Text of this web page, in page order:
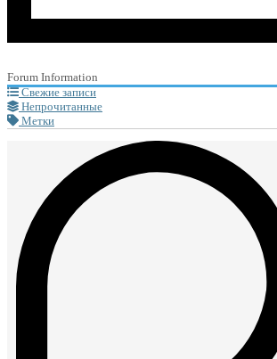
Forum Information
Свежие записи
Непрочитанные
Метки